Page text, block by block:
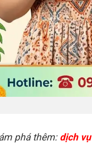
phá thêm: dịch